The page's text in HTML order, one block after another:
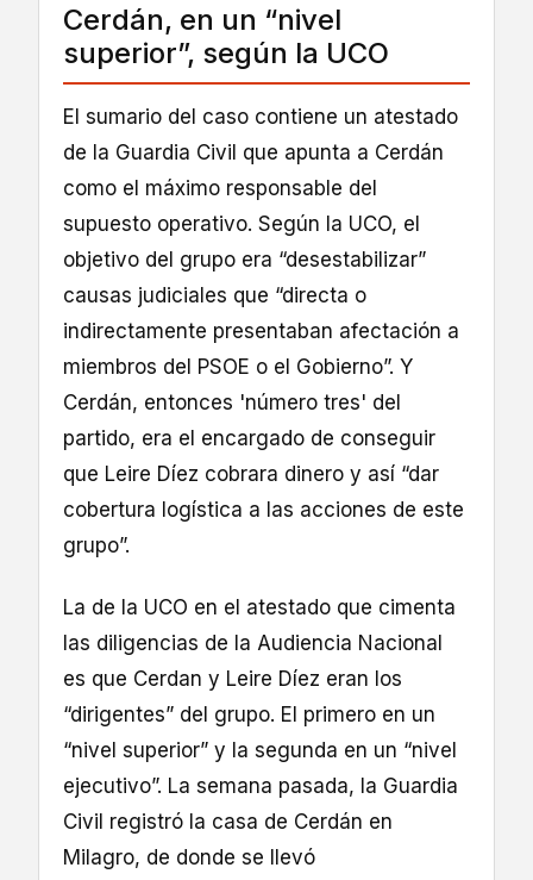
Cerdán, en un “nivel
superior”, según la UCO
El sumario del caso contiene un atestado
de la Guardia Civil que apunta a Cerdán
como el máximo responsable del
supuesto operativo. Según la UCO, el
objetivo del grupo era “desestabilizar”
causas judiciales que “directa o
indirectamente presentaban afectación a
miembros del PSOE o el Gobierno”. Y
Cerdán, entonces 'número tres' del
partido, era el encargado de conseguir
que Leire Díez cobrara dinero y así “dar
cobertura logística a las acciones de este
grupo”.
La de la UCO en el atestado que cimenta
las diligencias de la Audiencia Nacional
es que Cerdan y Leire Díez eran los
“dirigentes” del grupo. El primero en un
“nivel superior” y la segunda en un “nivel
ejecutivo”. La semana pasada, la Guardia
Civil registró la casa de Cerdán en
Milagro, de donde se llevó